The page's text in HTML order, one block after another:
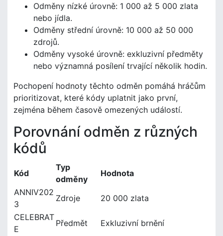
Odměny nízké úrovně: 1 000 až 5 000 zlata
nebo jídla.
Odměny střední úrovně: 10 000 až 50 000
zdrojů.
Odměny vysoké úrovně: exkluzivní předměty
nebo významná posílení trvající několik hodin.
Pochopení hodnoty těchto odměn pomáhá hráčům
prioritizovat, které kódy uplatnit jako první,
zejména během časově omezených událostí.
Porovnání odměn z různých
kódů
Kód
Typ
odměny
Hodnota
ANNIV202
3
Zdroje
20 000 zlata
CELEBRAT
E
Předmět Exkluzivní brnění